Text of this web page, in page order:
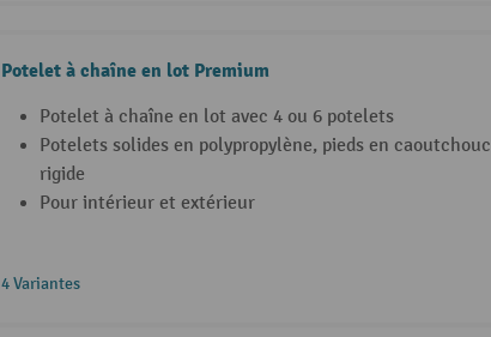
Potelet à chaîne en lot Premium
Potelet à chaîne en lot avec 4 ou 6 potelets
Potelets solides en polypropylène, pieds en caoutchouc
rigide
Pour intérieur et extérieur
4 Variantes